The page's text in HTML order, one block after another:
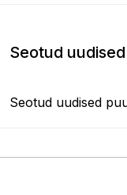
Seotud uudised
Seotud uudised